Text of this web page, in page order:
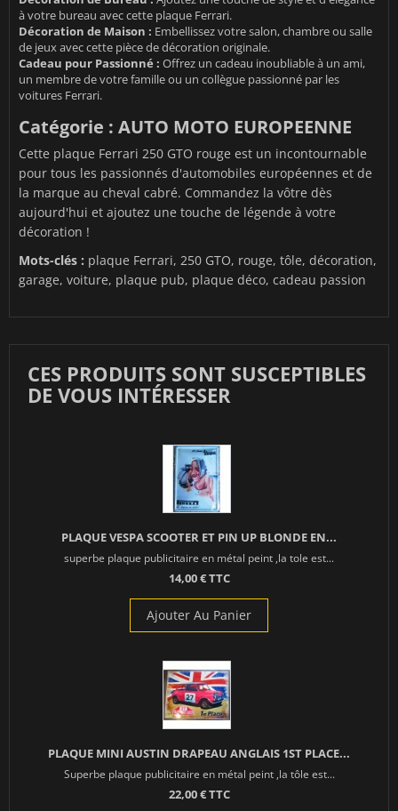
à votre bureau avec cette plaque Ferrari.
Décoration de Maison : Embellissez votre salon, chambre ou salle
de jeux avec cette pièce de décoration originale.
Cadeau pour Passionné : Offrez un cadeau inoubliable à un ami,
un membre de votre famille ou un collègue passionné par les
voitures Ferrari.
Catégorie : AUTO MOTO EUROPEENNE
Cette plaque Ferrari 250 GTO rouge est un incontournable
pour tous les passionnés d'automobiles européennes et de
la marque au cheval cabré. Commandez la vôtre dès
aujourd'hui et ajoutez une touche de légende à votre
décoration !
Mots-clés : plaque Ferrari, 250 GTO, rouge, tôle, décoration,
garage, voiture, plaque pub, plaque déco, cadeau passion
CES PRODUITS SONT SUSCEPTIBLES
DE VOUS INTÉRESSER
PLAQUE VESPA SCOOTER ET PIN UP BLONDE EN...
superbe plaque publicitaire en métal peint ,la tole est...
14,00 € TTC
Ajouter Au Panier
PLAQUE MINI AUSTIN DRAPEAU ANGLAIS 1ST PLACE...
Superbe plaque publicitaire en métal peint ,la tôle est...
22,00 € TTC